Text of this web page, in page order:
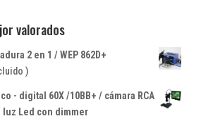
valorados
2 en 1 / WEP 862D+
)
- digital 60X /10BB+ / cámara RCA
luz Led con dimmer